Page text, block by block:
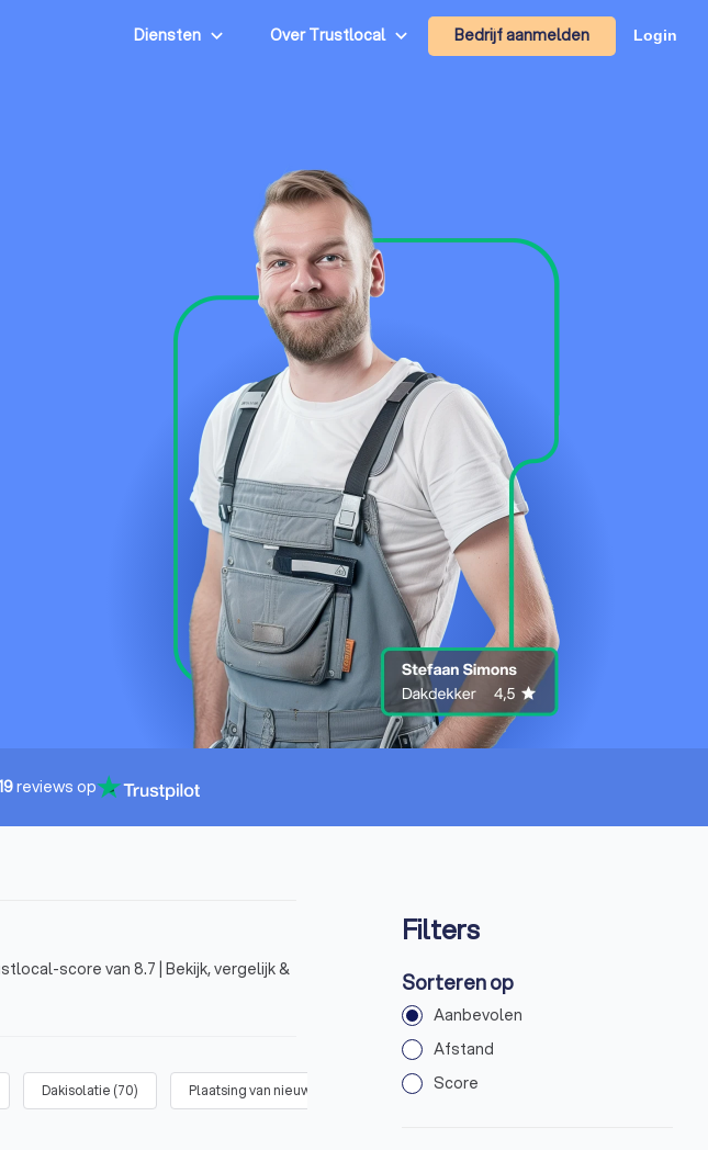
Diensten Over Trustlocal Bedrijf aanmelden Login
reviews op
score van 8.7 | Bekijk, vergelijk &
Dakisolatie (70) Plaatsing van nieuw dak Dakcoating aanbrengen
Filters
Sorteren op
Aanbevolen
Afstand
Score